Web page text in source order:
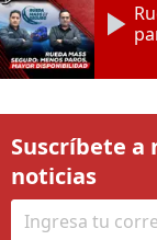
Suscríbete
noticias